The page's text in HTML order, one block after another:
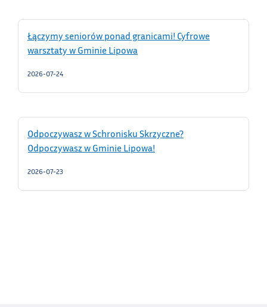
Łączymy seniorów ponad granicami! Cyfrowe
warsztaty w Gminie Lipowa
2026-07-24
Odpoczywasz w Schronisku Skrzyczne?
Odpoczywasz w Gminie Lipowa!
2026-07-23